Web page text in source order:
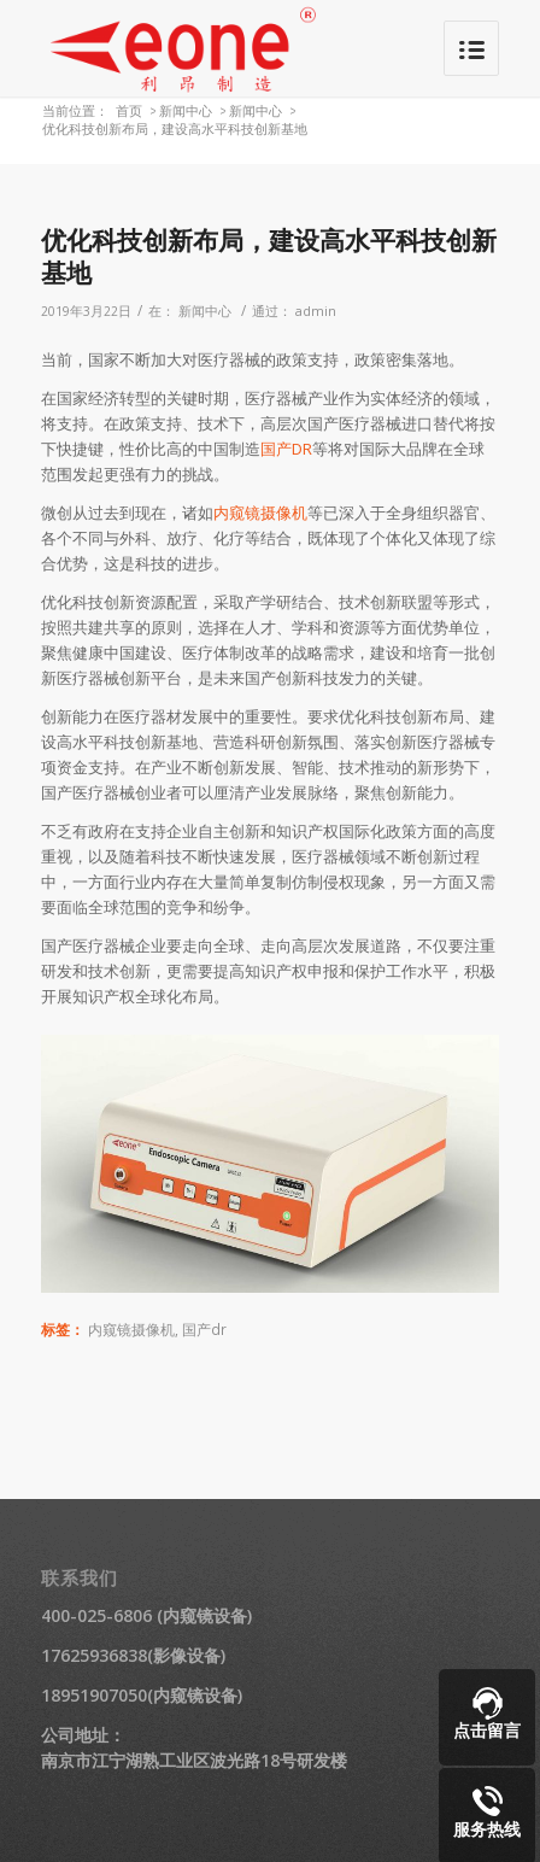
当前位置： 首页 > 新闻中心 > 新闻中心 >
优化科技创新布局，建设高水平科技创新基地
优化科技创新布局，建设高水平科技创新
基地
2019年3月22日 / 在： 新闻中心 / 通过： admin
当前，国家不断加大对医疗器械的政策支持，政策密集落地。
在国家经济转型的关键时期，医疗器械产业作为实体经济的领域，
将支持。在政策支持、技术下，高层次国产医疗器械进口替代将按
下快捷键，性价比高的中国制造国产DR等将对国际大品牌在全球
范围发起更强有力的挑战。
微创从过去到现在，诸如内窥镜摄像机等已深入于全身组织器官、
各个不同与外科、放疗、化疗等结合，既体现了个体化又体现了综
合优势，这是科技的进步。
优化科技创新资源配置，采取产学研结合、技术创新联盟等形式，
按照共建共享的原则，选择在人才、学科和资源等方面优势单位，
聚焦健康中国建设、医疗体制改革的战略需求，建设和培育一批创
新医疗器械创新平台，是未来国产创新科技发力的关键。
创新能力在医疗器材发展中的重要性。要求优化科技创新布局、建
设高水平科技创新基地、营造科研创新氛围、落实创新医疗器械专
项资金支持。在产业不断创新发展、智能、技术推动的新形势下，
国产医疗器械创业者可以厘清产业发展脉络，聚焦创新能力。
不乏有政府在支持企业自主创新和知识产权国际化政策方面的高度
重视，以及随着科技不断快速发展，医疗器械领域不断创新过程
中，一方面行业内存在大量简单复制仿制侵权现象，另一方面又需
要面临全球范围的竞争和纷争。
国产医疗器械企业要走向全球、走向高层次发展道路，不仅要注重
研发和技术创新，更需要提高知识产权申报和保护工作水平，积极
开展知识产权全球化布局。
标签： 内窥镜摄像机, 国产dr
联系我们
400-025-6806 (内窥镜设备)
17625936838(影像设备)
18951907050(内窥镜设备)
公司地址：
南京市江宁湖熟工业区波光路18号研发楼
点击留言
服务热线